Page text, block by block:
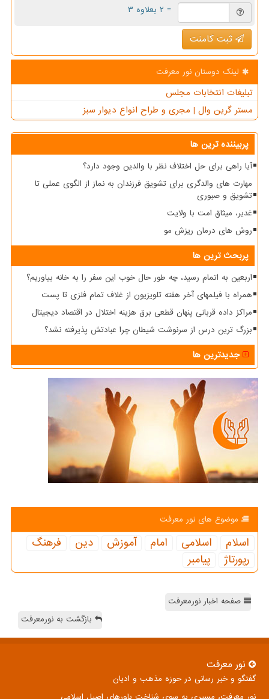
= ۲ بعلاوه ۳
ثبت کامنت
لینک دوستان نور معرفت
تبلیغات انتخابات مجلس
مستر گرین وال | مجری و طراح انواع دیوار سبز
پربیننده ترین ها
آیا راهی برای حل اختلاف نظر با والدین وجود دارد؟
مهارت های والدگری برای تشویق فرزندان به نماز از الگوی عملی تا
تشویق و صبوری
غدیر، میثاق امت با ولایت
روش های درمان ریزش مو
پربحث ترین ها
اربعین به اتمام رسید، چه طور حال خوب این سفر را به خانه بیاوریم؟
همراه با فیلمهای آخر هفته تلویزیون از غلاف تمام فلزی تا پست
مراکز داده قربانی پنهان قطعی برق هزینه اختلال در اقتصاد دیجیتال
بزرگ ترین درس از سرنوشت شیطان چرا عبادتش پذیرفته نشد؟
جدیدترین ها
موضوع های نور معرفت
اسلام اسلامی امام آموزش دین
فرهنگ
رپورتاژ
پیامبر
صفحه اخبار نورمعرفت
بازگشت به نورمعرفت
نور معرفت
گفتگو و خبر رسانی در حوزه مذهب و ادیان